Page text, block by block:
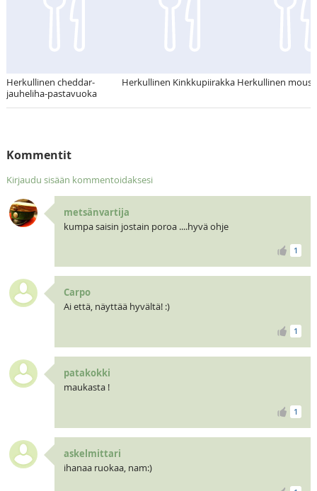
Herkullinen cheddar-
jauheliha-pastavuoka
Herkullinen Kinkkupiirakka Herkullinen
Kommentit
Kirjaudu sisään kommentoidaksesi
metsänvartija
kumpa saisin jostain poroa ....hyvä ohje
1
Carpo
Ai että, näyttää hyvältä! :)
1
patakokki
maukasta !
1
askelmittari
ihanaa ruokaa, nam:)